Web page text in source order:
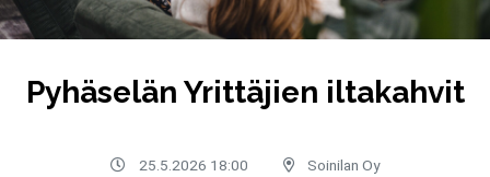
Pyhäselän Yrittäjien iltakahvit
25.5.2026 18:00 Soinilan Oy